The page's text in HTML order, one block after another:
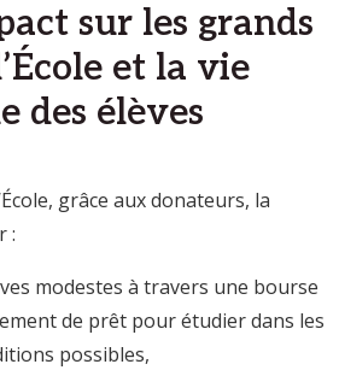
sur les grands
et la vie
des élèves
grâce aux donateurs, la
:
modestes à travers une bourse
de prêt pour étudier dans les
possibles,